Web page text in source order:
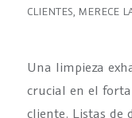
CLIENTES, MERECE
Una limpieza
crucial en el
cliente. Listas de